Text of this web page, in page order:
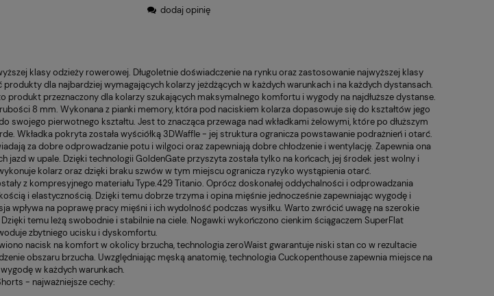
zł
zł
cena:
zł
Baton Enervit Carbo Bar
C2:1 PRO 45g
11,00 zł
Cena regularna:
12,00 zł
Najniższa cena:
12,00 zł
Napój Enervit Isocarb C2:1
PRO 650g Mild Limon
95,00 zł
120,00 zł
Najniższa cena:
120,00 zł
dodaj opinię
klasy odzieży rowerowej. Długoletnie doświadczenie na rynku oraz zastosowanie najwyższej klasy
dla najbardziej wymagających kolarzy jeżdżących w każdych warunkach i na każdych dystansach.
produkt przeznaczony dla kolarzy szukających maksymalnego komfortu i wygody na najdłuższe dystanse.
8 mm. Wykonana z pianki memory, która pod naciskiem kolarza dopasowuje się do kształtów jego
swojego pierwotnego kształtu. Jest to znacząca przewaga nad wkładkami żelowymi, które po dłuższym
Wkładka pokryta została wyściółką 3DWaffle - jej struktura ogranicza powstawanie podrażnień i otarć.
za dobre odprowadzanie potu i wilgoci oraz zapewniają dobre chłodzenie i wentylację. Zapewnia ona
jazd w upale. Dzięki technologii GoldenGate przyszyta została tylko na końcach, jej środek jest wolny i
kolarz oraz dzięki braku szwów w tym miejscu ogranicza ryzyko wystąpienia otarć.
z kompresyjnego materiału Type.429 Titanio. Oprócz doskonałej oddychalności i odprowadzania
i elastycznością. Dzięki temu dobrze trzyma i opina mięśnie jednocześnie zapewniając wygodę i
wpływa na poprawę pracy mięśni i ich wydolność podczas wysiłku. Warto zwrócić uwagę na szerokie
temu leżą swobodnie i stabilnie na ciele. Nogawki wykończono cienkim ściągaczem SuperFlat
zbytniego ucisku i dyskomfortu.
nacisk na komfort w okolicy brzucha, technologia zeroWaist gwarantuje niski stan co w rezultacie
obszaru brzucha. Uwzględniając męską anatomię, technologia Cuckopenthouse zapewnia miejsce na
w każdych warunkach.
- najważniejsze cechy: